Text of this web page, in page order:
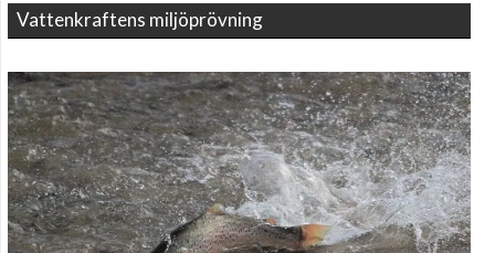
Vattenkraftens miljöprövning